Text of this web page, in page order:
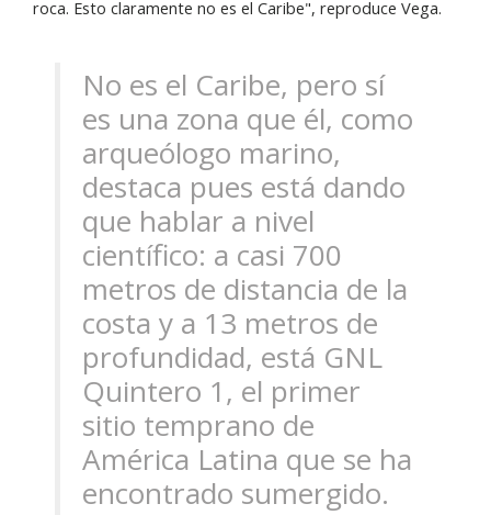
roca. Esto claramente no es el Caribe", reproduce Vega.
No es el Caribe, pero sí
es una zona que él, como
arqueólogo marino,
destaca pues está dando
que hablar a nivel
científico: a casi 700
metros de distancia de la
costa y a 13 metros de
profundidad, está GNL
Quintero 1, el primer
sitio temprano de
América Latina que se ha
encontrado sumergido.